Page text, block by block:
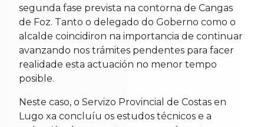
segunda fase prevista na contorna de Cangas
de Foz. Tanto o delegado do Goberno como o
alcalde coincidiron na importancia de continuar
avanzando nos trámites pendentes para facer
realidade esta actuación no menor tempo
posible.
Neste caso, o Servizo Provincial de Costas en
Lugo xa concluíu os estudos técnicos e a